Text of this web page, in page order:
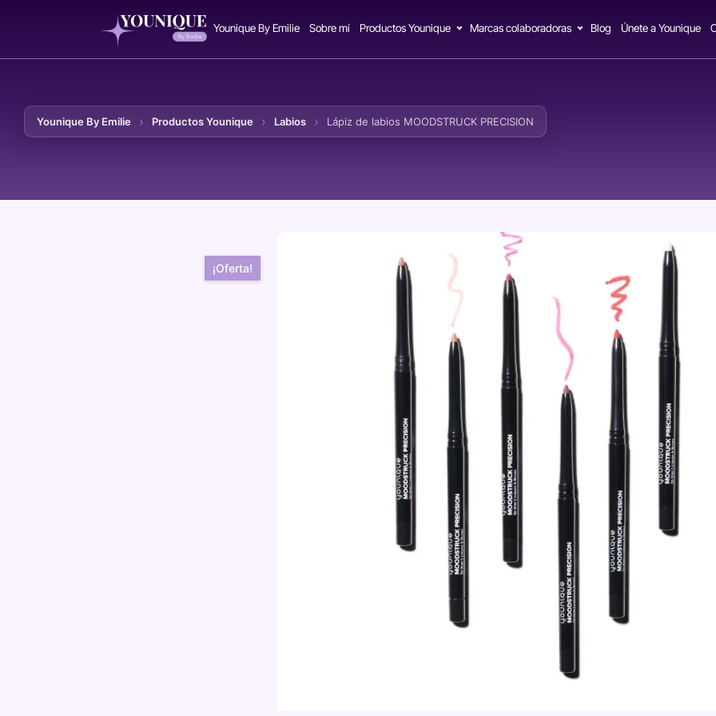
Younique By Emilie Sobre mí Productos Younique Marcas colaboradoras Blog Únete a Younique
Younique By Emilie Productos Younique Labios Lápiz de labios MOODSTRUCK PRECISION
Ir al contenido
¡Oferta!